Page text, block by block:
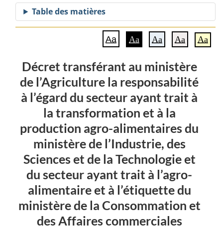
Décret
transférant
au
ministère
l’Agriculture
la
responsabilité
à
l’égard
du
secteur
ayant
à
la
transformation
et
:
Décret
transférant
de
l’Agriculture
la
responsabilité
à
l’égard
du
secteur
trait
à
la
transformation
:
Décret
transférant
au
de
l’Agriculture
la
responsabilité
à
l’égard
du
secteur
ayant
trait
à
la
transformation
Table des matières
Aa Aa Aa Aa Aa
Décret transférant au ministère
de l’Agriculture la responsabilité
à l’égard du secteur ayant trait à
la transformation et à la
production agro-alimentaires du
ministère de l’Industrie, des
Sciences et de la Technologie et
du secteur ayant trait à l’agro-
alimentaire et à l’étiquette du
ministère de la Consommation et
des Affaires commerciales